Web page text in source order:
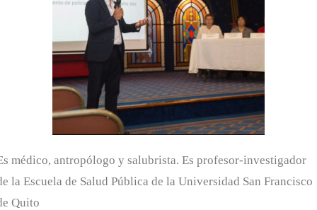
médico, antropólogo y salubrista. Es profesor-investigador
la Escuela de Salud Pública de la Universidad San Francisco
Quito